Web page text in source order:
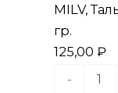
MILV,
гр.
125,00₽
-